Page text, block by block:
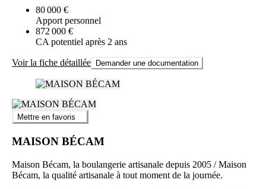
80 000 €
Apport personnel
872 000 €
CA potentiel après 2 ans
Voir la fiche détaillée Demander une documentation
Mettre en favoris
MAISON BÉCAM
Maison Bécam, la boulangerie artisanale depuis 2005 / Maison
Bécam, la qualité artisanale à tout moment de la journée.